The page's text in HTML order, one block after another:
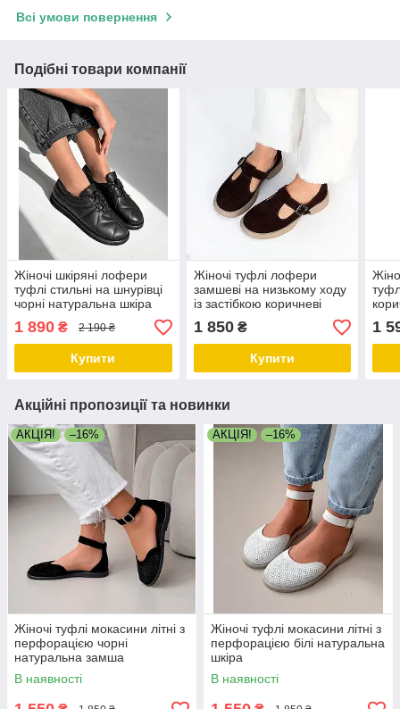
Всі умови повернення
Подібні товари компанії
Жіночі шкіряні лофери
туфлі стильні на шнурівці
чорні натуральна шкіра
1 890 ₴ 2 190 ₴
Купити
Жіночі туфлі лофери
замшеві на низькому ходу
із застібкою коричневі
натуральна замша
1 850₴
Купити
1
Акційні пропозиції та новинки
АКЦІЯ! –16%
Жіночі туфлі мокасини літні з
перфорацією чорні
натуральна замша
В наявності
АКЦІЯ! –16%
Жіночі туфлі мокасини літні з
перфорацією білі натуральна
шкіра
В наявності